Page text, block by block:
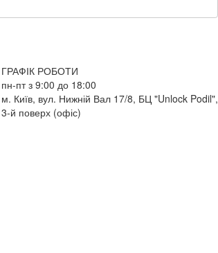
ГРАФІК РОБОТИ
пн-пт з 9:00 до 18:00
м. Київ, вул. Нижній Вал 17/8, БЦ "Unlock Podil",
3-й поверх (офіс)